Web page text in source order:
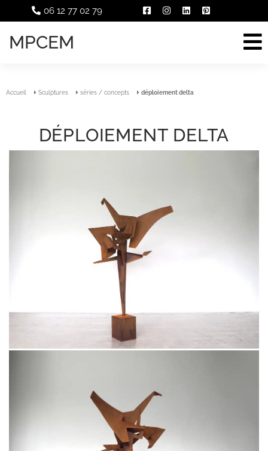
06 12 77 02 79
MPCEM
Accueil Sculptures séries / concepts déploiement delta
DÉPLOIEMENT DELTA